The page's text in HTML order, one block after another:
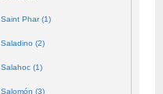
Saint Phar (1)
Saladino (2)
Salahoc (1)
Salomón (3)